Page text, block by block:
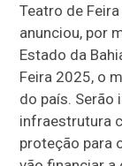
Teatro de
anunciou, por
Estado da
Feira 2025, o
do país. Serão
infraestrutura
proteção para